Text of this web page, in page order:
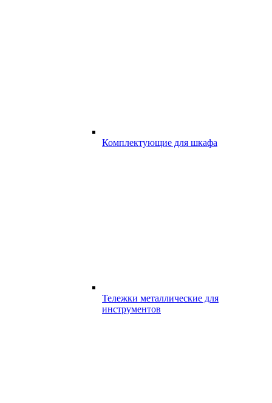
Комплектующие для шкафа
Тележки металлические для
инструментов